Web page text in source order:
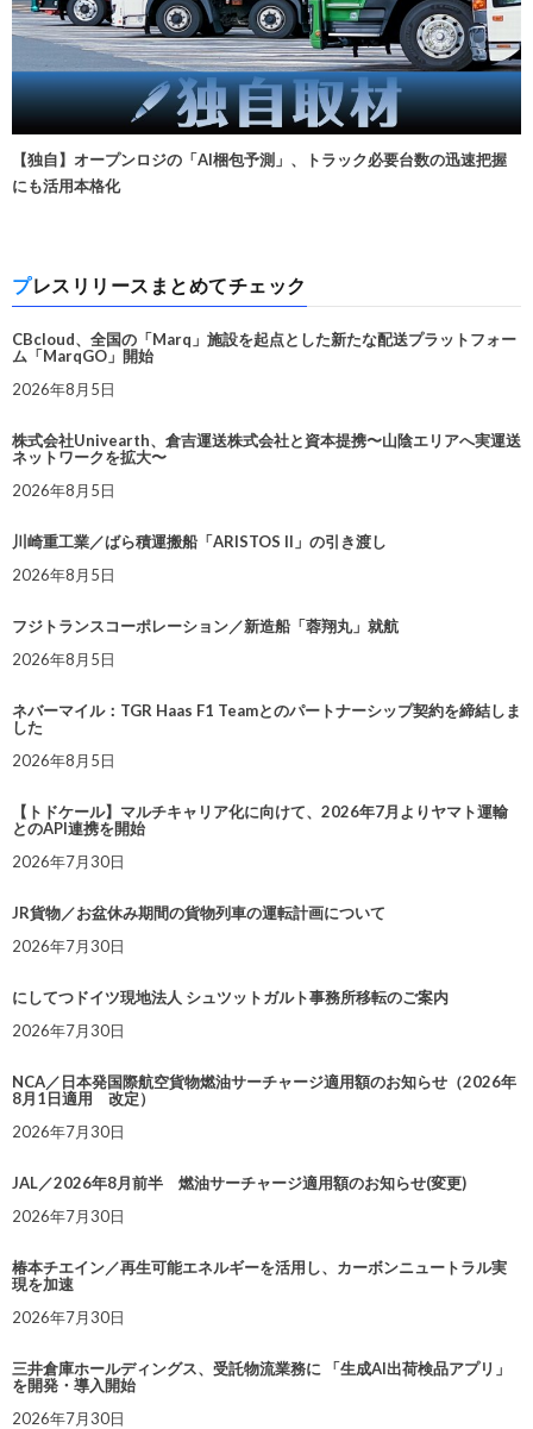
【独自】オープンロジの「AI梱包予測」、トラック必要台数の迅速把握
にも活用本格化
プレスリリースまとめてチェック
CBcloud、全国の「Marq」施設を起点とした新たな配送プラットフォー
ム「MarqGO」開始
2026年8月5日
株式会社Univearth、倉吉運送株式会社と資本提携〜山陰エリアへ実運送
ネットワークを拡大〜
2026年8月5日
川崎重工業／ばら積運搬船「ARISTOS II」の引き渡し
2026年8月5日
フジトランスコーポレーション／新造船「蓉翔丸」就航
2026年8月5日
ネバーマイル：TGR Haas F1 Teamとのパートナーシップ契約を締結しま
した
2026年8月5日
【トドケール】マルチキャリア化に向けて、2026年7月よりヤマト運輸
とのAPI連携を開始
2026年7月30日
JR貨物／お盆休み期間の貨物列車の運転計画について
2026年7月30日
にしてつドイツ現地法人 シュツットガルト事務所移転のご案内
2026年7月30日
NCA／日本発国際航空貨物燃油サーチャージ適用額のお知らせ（2026年
8月1日適用 改定）
2026年7月30日
JAL／2026年8月前半 燃油サーチャージ適用額のお知らせ(変更)
2026年7月30日
椿本チエイン／再生可能エネルギーを活用し、カーボンニュートラル実
現を加速
2026年7月30日
三井倉庫ホールディングス、受託物流業務に 「生成AI出荷検品アプリ」
を開発・導入開始
2026年7月30日